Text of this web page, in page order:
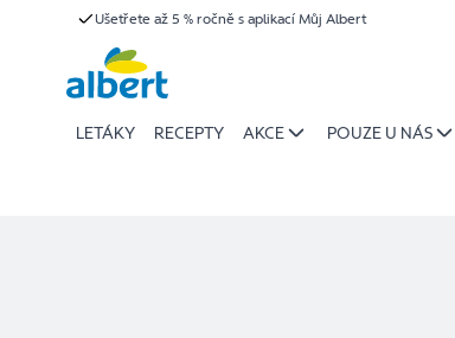
Ušetřete až 5 % ročně s aplikací Můj Albert
LETÁKY RECEPTY AKCE POUZE U NÁS